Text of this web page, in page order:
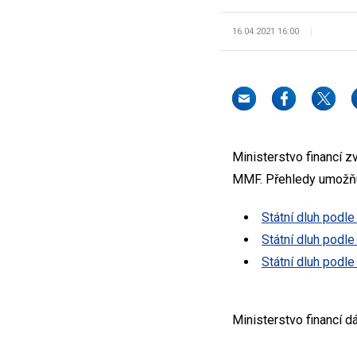
16.04.2021 16:00
Ministerstvo financí
MMF. Přehledy
Státní dluh
Státní dluh
Státní dluh
Ministerstvo financí